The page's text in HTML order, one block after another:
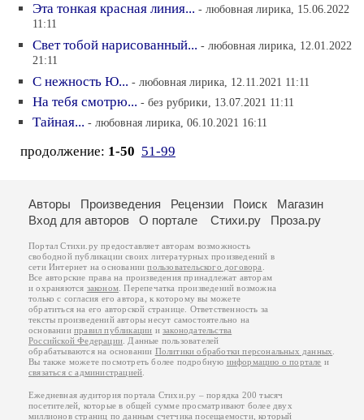
Эта тонкая красная линия... - любовная лирика, 15.06.2022
11:11
Свет тобой нарисованный... - любовная лирика, 12.01.2022
21:11
С нежность Ю... - любовная лирика, 12.11.2021 11:11
На тебя смотрю... - без рубрики, 13.07.2021 11:11
Тайная... - любовная лирика, 06.10.2021 16:11
продолжение: 1-50 51-99
Авторы Произведения Рецензии Поиск
Магазин
Вход для авторов
О портале Стихи.ру Проза.ру
Портал Стихи.ру предоставляет авторам возможность
свободной публикации своих литературных произведений в
сети Интернет на основаниипользовательского договора
Все авторские права на произведения принадлежат авторам
и охраняются законом . Перепечатка произведений возможна
только с согласия его автора, к которому вы можете
обратиться на его авторской странице. Ответственность за
тексты произведений авторы несут самостоятельно на
основанииправил публикации изаконодательства
Российской Федерации . Данные пользователей
обрабатываются на основании Политики обработки персональных данных
Вы также можете посмотреть более подробную информацию о портале и
связаться с администрацией
Ежедневная аудитория портала Стихи.ру – порядка 200 тысяч
посетителей, которые в общей сумме просматривают более двух
миллионов страниц по данным счетчика посещаемости, который